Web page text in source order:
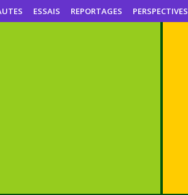
ESSAIS REPORTAGES PERSPECTIVES